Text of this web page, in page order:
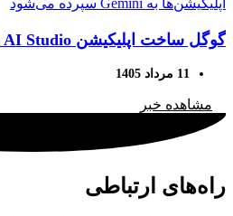
توسعه اپلیکیشن‌ها به Gemini سپرده می‌شود
11 مرداد 1405
مشاهده خبر
راه‌های ارتباطی